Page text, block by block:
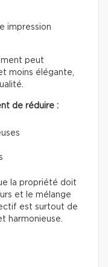
impression
peut
moins élégante,
de réduire :
la propriété doit
et le mélange
est surtout de
harmonieuse.